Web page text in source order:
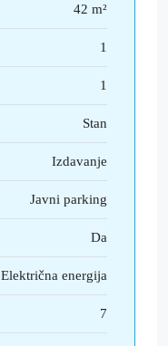
42 m²
1
1
Stan
Izdavanje
Javni parking
Da
Električna energija
7